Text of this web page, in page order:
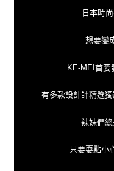
日本時
想要變
KE-MEI首要
有多款設計師精選
辣妹們
只要耍點小